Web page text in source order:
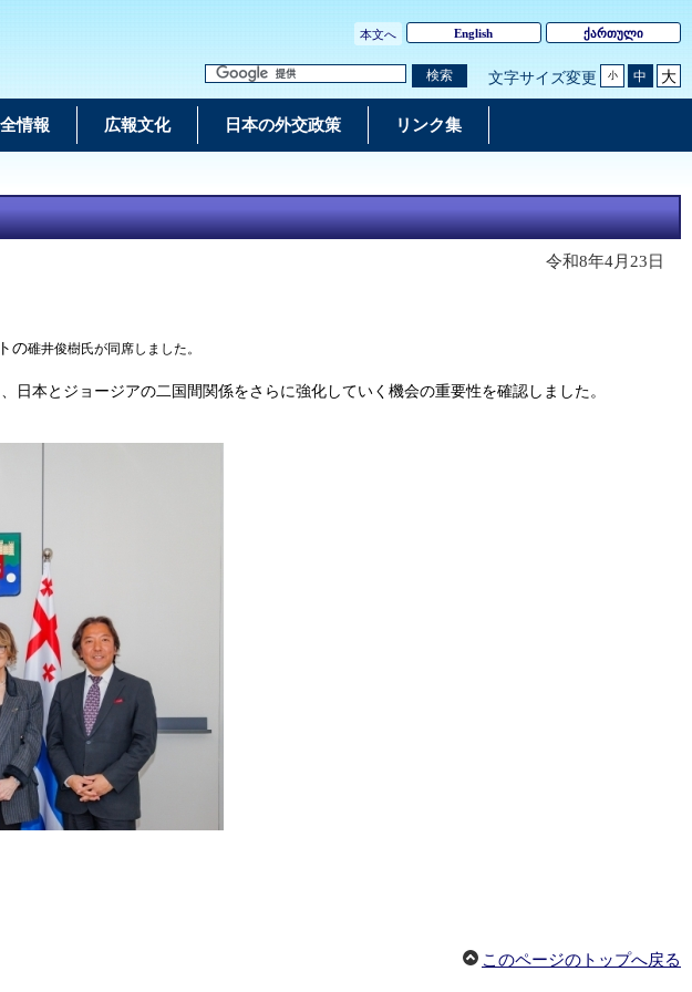
本文へ English ქართული
検索 文字サイズ変更 小 中 大
情報 広報文化 日本の外交政策 リンク集
令和8年4月23日
の碓井俊樹氏が同席しました。
日本とジョージアの二国間関係をさらに強化していく 機会の重要性を確認しました。
このページのトップへ戻る